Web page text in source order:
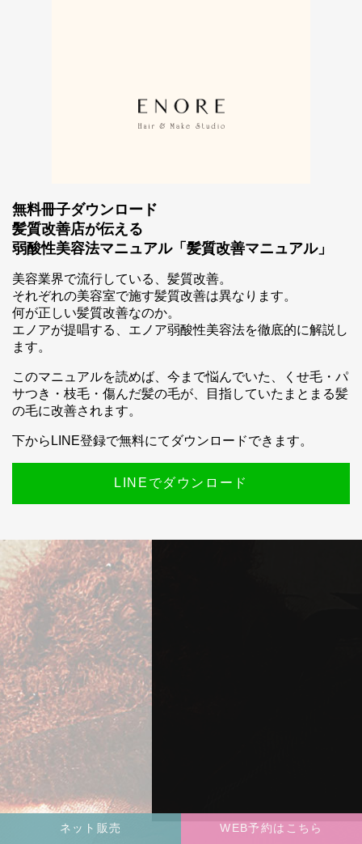
無料冊子ダウンロード
髪質改善店が伝える
弱酸性美容法マニュアル「髪質改善マニュアル」
美容業界で流行している、髪質改善。
それぞれの美容室で施す髪質改善は異なります。
何が正しい髪質改善なのか。
エノアが提唱する、エノア弱酸性美容法を徹底的に解説し
ます。
このマニュアルを読めば、今まで悩んでいた、くせ毛・パ
サつき・枝毛・傷んだ髪の毛が、目指していたまとまる髪
の毛に改善されます。
下からLINE登録で無料にてダウンロードできます。
LINEでダウンロード
スマホ公式アプリのご案内
ネット販売 WEB予約はこちら